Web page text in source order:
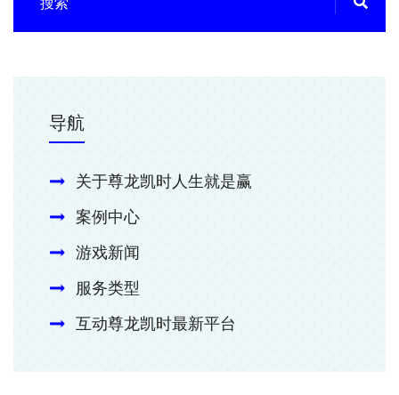
导航
关于尊龙凯时人生就是赢
案例中心
游戏新闻
服务类型
互动尊龙凯时最新平台